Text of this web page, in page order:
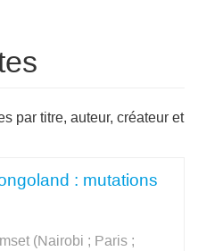
par titre, auteur, créateur et
: mutations
(Nairobi ; Paris ;